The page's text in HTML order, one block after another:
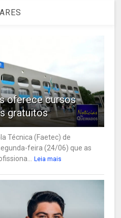
oferece cursos
gratuitos
Técnica (Faetec) de
feira (24/06) que as
Leia mais